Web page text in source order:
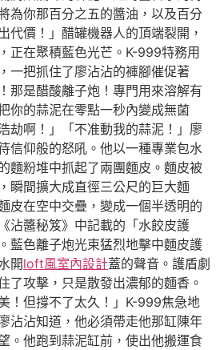
為你那百分之五的醬油，以及百分
代價！」醋罐機器人的頂端裂開，
正在聚積藍色光芒。K-999特務用
一把抓住了廖沾沾的褲腳催促著
那是醋酸離子炮！專門用來溶解有
你的蒜泥在零點一秒內變成無菌
劫啊！」「不准動我的蒜泥！」廖
信仰般的怒吼。他以一種專業包水
麵粉堆中抓起了兩團麵皮。麵皮被
瞬間擴大成直徑三公尺的巨大麵
皮在空中交疊，變成一個半透明的
沾醬秘笈》中記載的「水餃皮護
藍色離子炮光束猛烈地擊中麵皮護
開loft風室內設計蓋的聲音。護盾劇
了攻擊，只是散發出濃郁的麵香。
！但撐不了太久！」K-999焦急地
沾沾知道，他必須帶走他那缸陳年
。他跑到蒜泥缸前，使出他搬運食